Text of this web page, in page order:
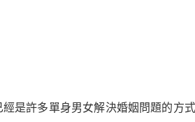
經是許多單身男女解決婚姻問題的方